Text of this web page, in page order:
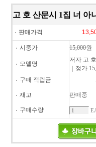
고 호 산문시 1집 너 아
판매가격
시중가 15,000원
모델명
저자 고
｜정가
구매 적립금
재고 판매중
구매수량